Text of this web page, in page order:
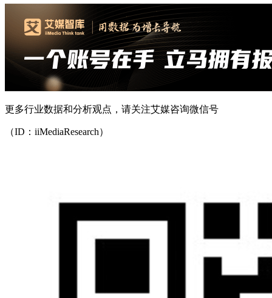
更多行业数据和分析观点，请关注艾媒咨询微信号
（ID：iiMediaResearch）